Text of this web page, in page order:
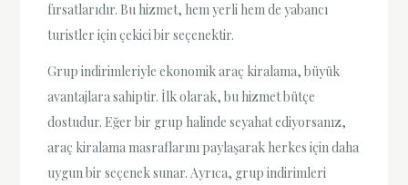
fırsatlarıdır. Bu hizmet, hem yerli hem de yabancı
turistler için çekici bir seçenektir.
Grup indirimleriyle ekonomik araç kiralama, büyük
avantajlara sahiptir. İlk olarak, bu hizmet bütçe
dostudur. Eğer bir grup halinde seyahat ediyorsanız,
araç kiralama masraflarını paylaşarak herkes için daha
uygun bir seçenek sunar. Ayrıca, grup indirimleri